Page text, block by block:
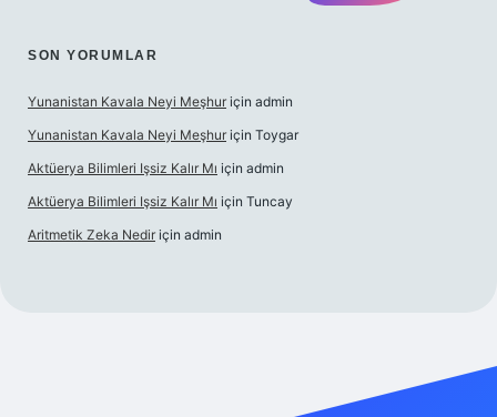
SON YORUMLAR
Yunanistan Kavala Neyi Meşhur için admin
Yunanistan Kavala Neyi Meşhur için Toygar
Aktüerya Bilimleri Işsiz Kalır Mı için admin
Aktüerya Bilimleri Işsiz Kalır Mı için Tuncay
Aritmetik Zeka Nedir için admin